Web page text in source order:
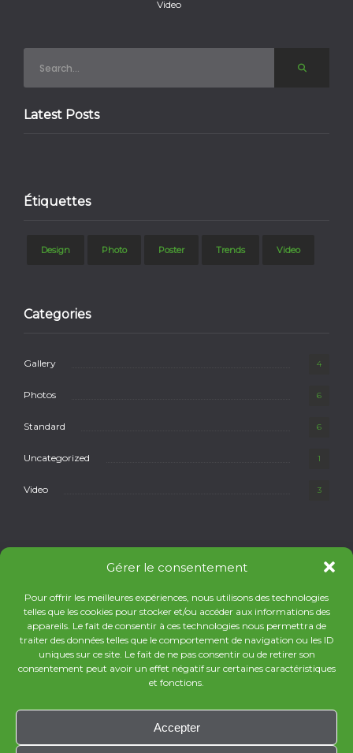
Gérer le consentement
Pour offrir les meilleures expériences, nous utilisons des technologies
telles que les cookies pour stocker et/ou accéder aux informations des
appareils. Le fait de consentir à ces technologies nous permettra de
traiter des données telles que le comportement de navigation ou les ID
uniques sur ce site. Le fait de ne pas consentir ou de retirer son
consentement peut avoir un effet négatif sur certaines caractéristiques
et fonctions.
Accepter
Video
Latest Posts
Étiquettes
Design Photo Poster Trends Video
Categories
Gallery 4
Photos 6
Standard 6
Uncategorized 1
Video 3
© PIKXYBUBBLE 2026 / ALL RIGHTS RESERVED.